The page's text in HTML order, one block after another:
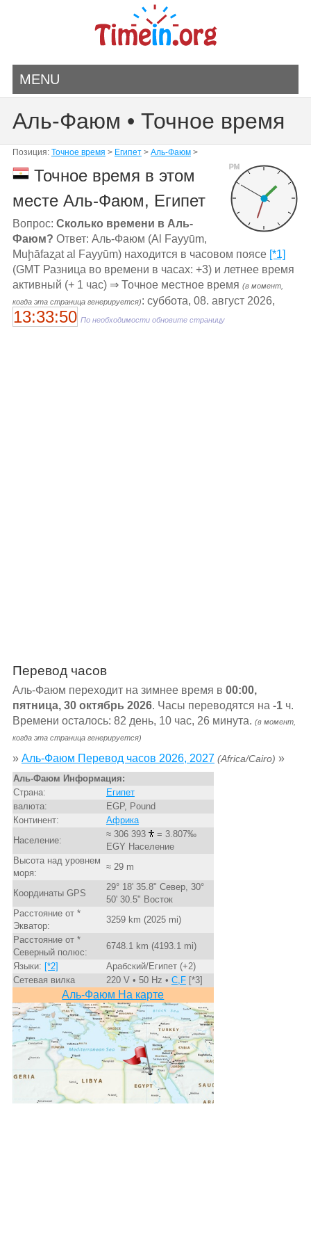
MENU
Аль-Фаюм • Точное время
Позиция: Точное время > Египет> Аль-Фаюм>
PM
Точное время в этом
месте Аль-Фаюм, Египет
Вопрос: Сколько времени в Аль-
Фаюм? Ответ: Аль-Фаюм (Al Fayyūm,
Muḩāfaz̧at al Fayyūm) находится в часовом поясе [*1]
(GMT Разница во времени в часах: +3) и летнее время
активный (+ 1 час) ⇒ Точное местное время (в момент,
когда эта страница генерируется): суббота, 08. август 2026,
13:33:50 По необходимости обновите страницу
Перевод часов
Аль-Фаюм переходит на зимнее время в 00:00,
пятница, 30 октябрь 2026. Часы переводятся на -1ч.
Времени осталось: 82 день, 10 час, 26 минута. (в момент,
когда эта страница генерируется)
» Аль-Фаюм Перевод часов 2026, 2027 (Africa/Cairo) »
Аль-Фаюм Информация:
Страна:
Египет
валюта:
EGP, Pound
Континент:
Африка
Население:
≈ 306 393
= 3.807‰
EGY Население
Высота над уровнем
моря:
≈ 29 m
Координаты GPS
29° 18' 35.8" Север, 30°
50' 30.5" Восток
Расстояние от *
Экватор:
3259 km (2025 mi)
Расстояние от *
Северный полюс:
6748.1 km (4193.1 mi)
Языки: [*2]
Арабский/Египет (+2)
Сетевая вилка
220 V • 50 Hz • C,F[*3]
Аль-Фаюм На карте